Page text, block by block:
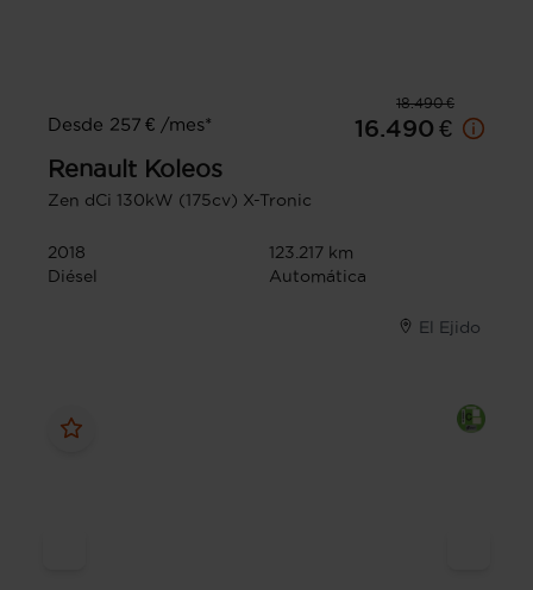
18.490 €
Desde 257 € /mes*
16.490 €
Renault Koleos
Zen dCi 130kW (175cv) X-Tronic
2018
123.217 km
Diésel
Automática
El Ejido